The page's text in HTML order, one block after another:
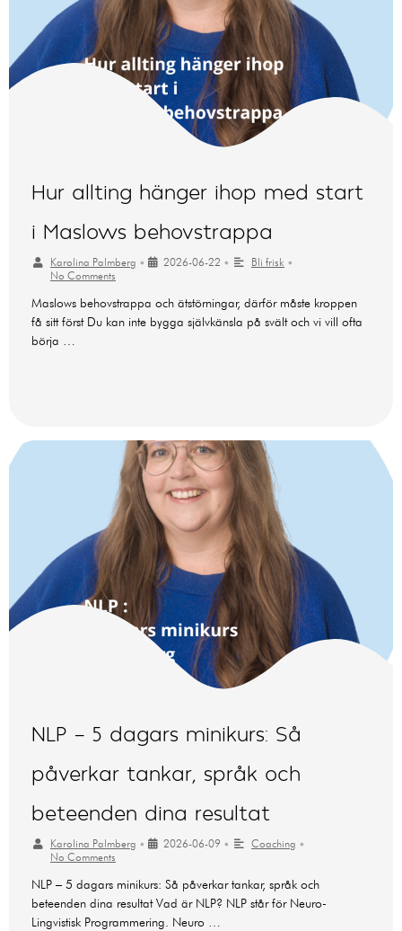
Hur allting hänger ihop med start
i Maslows behovstrappa
Karolina Palmberg • 2026-06-22 • Bli frisk •
No Comments
Maslows behovstrappa och ätstörningar, därför måste kroppen
få sitt först Du kan inte bygga självkänsla på svält och vi vill ofta
börja …
NLP – 5 dagars minikurs: Så
påverkar tankar, språk och
beteenden dina resultat
Karolina Palmberg • 2026-06-09 • Coaching •
No Comments
NLP – 5 dagars minikurs: Så påverkar tankar, språk och
beteenden dina resultat Vad är NLP? NLP står för Neuro-
Lingvistisk Programmering. Neuro …